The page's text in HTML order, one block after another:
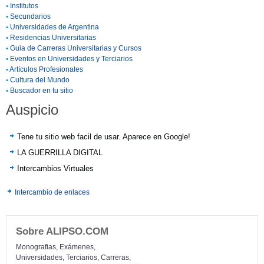
• Institutos
• Secundarios
• Universidades de Argentina
• Residencias Universitarias
• Guia de Carreras Universitarias y Cursos
• Eventos en Universidades y Terciarios
•Artículos Profesionales
• Cultura del Mundo
• Buscador en tu sitio
Auspicio
Tene tu sitio web facil de usar. Aparece en Google!
LA GUERRILLA DIGITAL
Intercambios Virtuales
Intercambio de enlaces
Sobre ALIPSO.COM
Monografias, Exámenes,
Universidades, Terciarios, Carreras,